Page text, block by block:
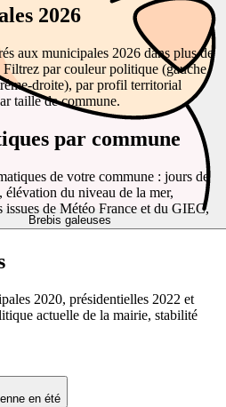
Brebis galeuses
en été
2026
aux municipales 2026 dans plus de
par couleur politique (gauche,
droite), par profil territorial
taille de commune.
par commune
de votre commune : jours de
élévation du niveau de la mer,
issues de Météo France et du GIEC,
2020, présidentielles 2022 et
actuelle de la mairie, stabilité